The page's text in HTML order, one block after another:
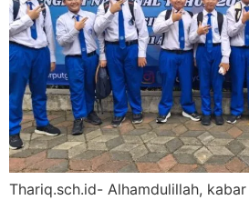
Thariq.sch.id- Alhamdulillah,